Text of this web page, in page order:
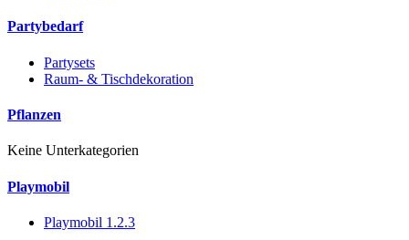
Partybedarf
Partysets
Raum- & Tischdekoration
Pflanzen
Keine Unterkategorien
Playmobil
Playmobil 1.2.3